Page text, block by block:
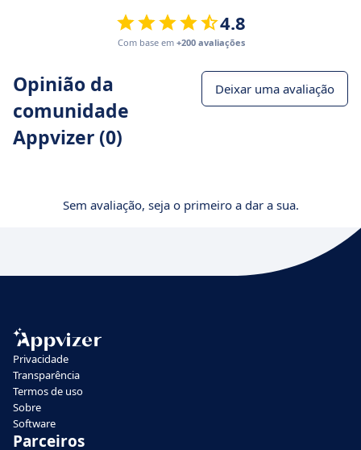
4.8
Com base em +200 avaliações
Opinião da
comunidade
Appvizer (0)
Deixar uma avaliação
Sem avaliação, seja o primeiro a dar a sua.
Privacidade
Transparência
Termos de uso
Sobre
Software
Parceiros